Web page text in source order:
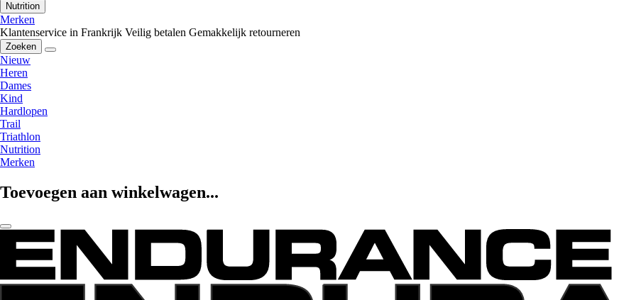
Nutrition
Merken
Klantenservice in Frankrijk Veilig betalen Gemakkelijk retourneren
Zoeken
Nieuw
Heren
Dames
Kind
Hardlopen
Trail
Triathlon
Nutrition
Merken
Toevoegen aan winkelwagen...